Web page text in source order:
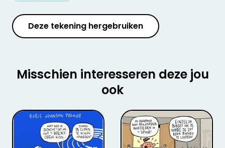
Deze tekening hergebruiken
Misschien interesseren deze jou
ook